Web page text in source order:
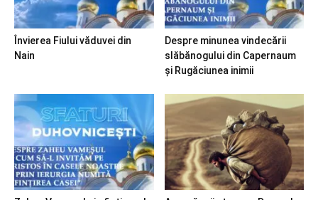
Învierea Fiului văduvei din
Nain
Despre minunea vindecării
slăbănogului din Capernaum
și Rugăciunea inimii